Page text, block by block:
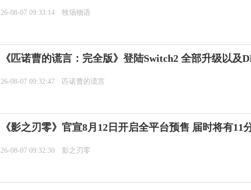
26-08-07 09:33:14 牧场物语
《匹诺曹的谎言：完全版》登陆Switch2 全部升级以及
26-08-07 09:32:47 匹诺曹的谎言
《影之刃零》官宣8月12日开启全平台预售 届时将有11
26-08-07 09:32:30 影之刃零